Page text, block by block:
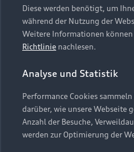
Online-Terminvereinbarung
Servicekontakt
Vertrag widerrufen
Presse & Media Center
Datenschutz
Audi erleben
Newsletter
Impressum Rechtliches
Datenschutzinformation
Cookie-Richtlinie
Hinweis: Die aktuelle
Embleme am Fahrzeug bei
Webseite kann abweichen.
Diese werden benötigt, um
während der Nutzung der
Weitere Informationen können
Richtlinie nachlesen.
Analyse und Statistik
Performance Cookies
darüber, wie unsere Webseite
Anzahl der Besuche,
werden zur Optimierung der